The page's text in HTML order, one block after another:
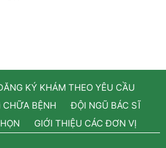
KÝ KHÁM THEO YÊU CẦU
CHỮA BỆNH
ĐỘI NGŨ BÁC SĨ
GIỚI THIỆU CÁC ĐƠN VỊ